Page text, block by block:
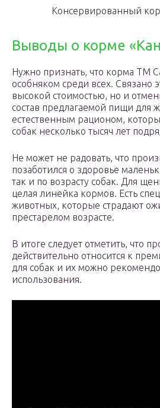
Консервированный
Выводы о корме
Нужно признать, что корма ТМ
особняком среди всех. Связано
высокой стоимостью, но и
состав предлагаемой пищи для
естественным рационом,
собак несколько тысяч лет
Не может не радовать, что
позаботился о здоровье
так и по возрасту собак. Для
целая линейка кормов. Есть
животных, которые страдают
престарелом возрасте.
В итоге следует отметить, что
действительно относится к
для собак и их можно
использования.